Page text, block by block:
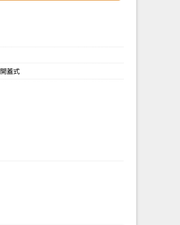
開蓋式